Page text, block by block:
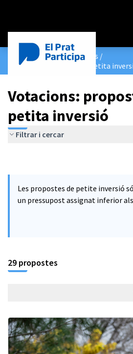
Pressupostos Participatius /
Votacions: propostes de petita
Votacions:
petita inversió
Filtrar i cercar
Les propostes de petite inversió
un pressupost assignat inferior als
29 propostes